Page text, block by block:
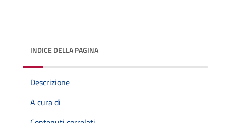
INDICE DELLA PAGINA
Descrizione
A cura di